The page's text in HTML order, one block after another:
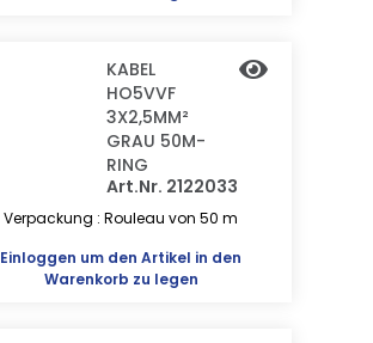
KABEL
HO5VVF
3X2,5MM²
GRAU 50M-
RING
Art.Nr. 2122033
Verpackung : Rouleau von 50 m
Einloggen um den Artikel in den
Warenkorb zu legen